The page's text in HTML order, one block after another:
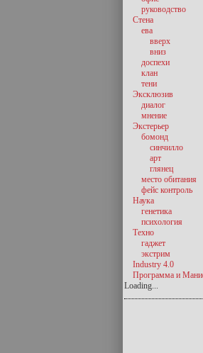
руководство
Стена
ева
вверх
вниз
доспехи
клан
тени
Эксклюзив
диалог
мнение
Экстерьер
бомонд
синчилло
арт
глянец
место обитания
фейс контроль
Наука
генетика
психология
Техно
гаджет
экстрим
Industry 4.0
Программа и
Loading...